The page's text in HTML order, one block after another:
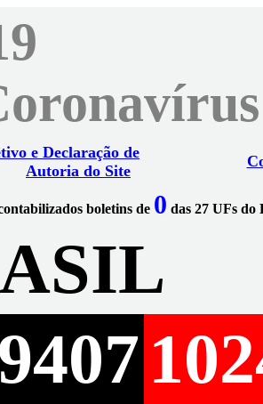
e Declaração de
Autoria do Site
boletins de 0 das 27 UFs do